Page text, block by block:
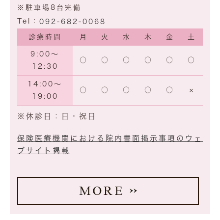
※駐車場8台完備
Tel： 092-682-0068
診療時間 月 火 水 木 金 土
9:00～
12:30
○ ○ ○ ○ ○ ○
14:00～
19:00
○ ○ ○ ○ ○ ×
※休診日：日・祝日
保険医療機関における院内書面掲示事項のウェ
ブサイト掲載